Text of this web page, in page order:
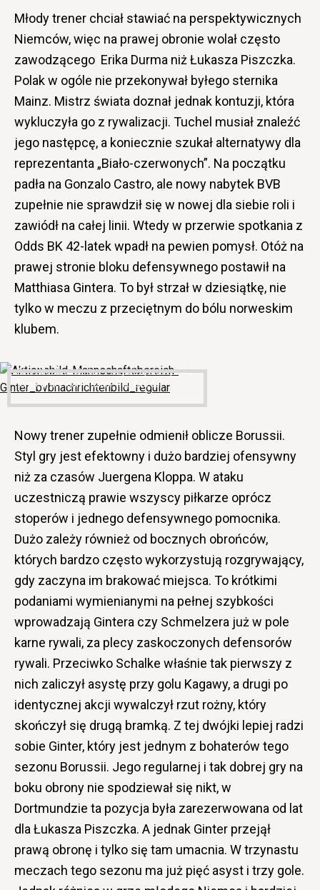
Młody trener chciał stawiać na perspektywicznych
Niemców, więc na prawej obronie wolał często
zawodzącego Erika Durma niż Łukasza Piszczka.
Polak w ogóle nie przekonywał byłego sternika
Mainz. Mistrz świata doznał jednak kontuzji, która
wykluczyła go z rywalizacji. Tuchel musiał znaleźć
jego następcę, a koniecznie szukał alternatywy dla
reprezentanta „Biało-czerwonych”. Na początku
padła na Gonzalo Castro, ale nowy nabytek BVB
zupełnie nie sprawdził się w nowej dla siebie roli i
zawiódł na całej linii. Wtedy w przerwie spotkania z
Odds BK 42-latek wpadł na pewien pomysł. Otóż na
prawej stronie bloku defensywnego postawił na
Matthiasa Gintera. To był strzał w dziesiątkę, nie
tylko w meczu z przeciętnym do bólu norweskim
klubem.
Matthias Ginter – czy utrzyma wysoką
formę przez cały sezon? (fot. Bvb.de)
Nowy trener zupełnie odmienił oblicze Borussii.
Styl gry jest efektowny i dużo bardziej ofensywny
niż za czasów Juergena Kloppa. W ataku
uczestniczą prawie wszyscy piłkarze oprócz
stoperów i jednego defensywnego pomocnika.
Dużo zależy również od bocznych obrońców,
których bardzo często wykorzystują rozgrywający,
gdy zaczyna im brakować miejsca. To krótkimi
podaniami wymienianymi na pełnej szybkości
wprowadzają Gintera czy Schmelzera już w pole
karne rywali, za plecy zaskoczonych defensorów
rywali. Przeciwko Schalke właśnie tak pierwszy z
nich zaliczył asystę przy golu Kagawy, a drugi po
identycznej akcji wywalczył rzut rożny, który
skończył się drugą bramką. Z tej dwójki lepiej radzi
sobie Ginter, który jest jednym z bohaterów tego
sezonu Borussii. Jego regularnej i tak dobrej gry na
boku obrony nie spodziewał się nikt, w
Dortmundzie ta pozycja była zarezerwowana od lat
dla Łukasza Piszczka. A jednak Ginter przejął
prawą obronę i tylko się tam umacnia. W trzynastu
meczach tego sezonu ma już pięć asyst i trzy gole.